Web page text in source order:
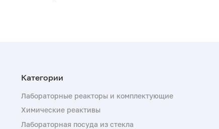
Лабораторные реакторы и комплектующие
Химические реактивы
Лабораторная посуда из стекла